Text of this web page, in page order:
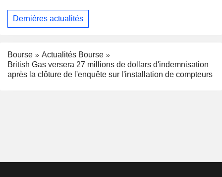
Dernières actualités
Bourse
Actualités Bourse
British Gas versera 27 millions de dollars d'indemnisation
après la clôture de l'enquête sur l'installation de compteurs